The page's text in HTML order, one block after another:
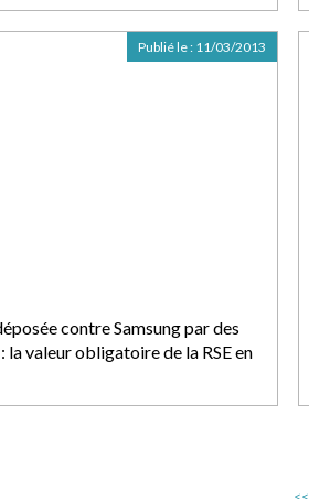
contre Samsung par des
la valeur obligatoire de la RSE en
Publié le : 11/03/2013